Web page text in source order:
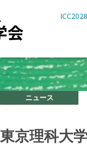
ニュース
東京理科大